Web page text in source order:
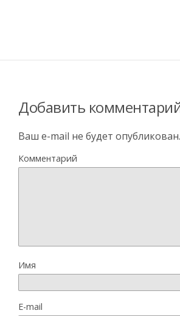
Добавить
Ваш e-mail не будет опубликован.
Комментарий
Имя
E-mail